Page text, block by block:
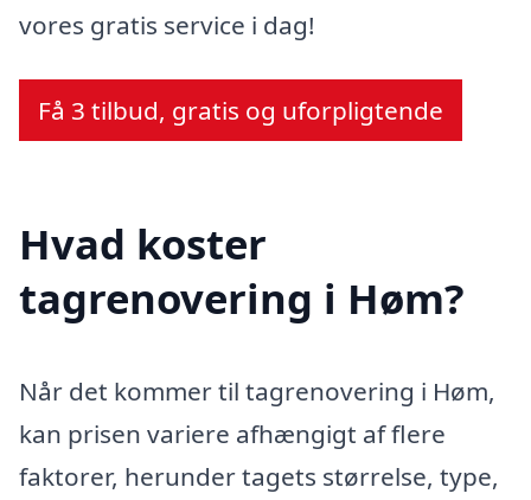
vores gratis service i dag!
Få 3 tilbud, gratis og uforpligtende
Hvad koster
tagrenovering i Høm?
Når det kommer til tagrenovering i Høm,
kan prisen variere afhængigt af flere
faktorer, herunder tagets størrelse, type,